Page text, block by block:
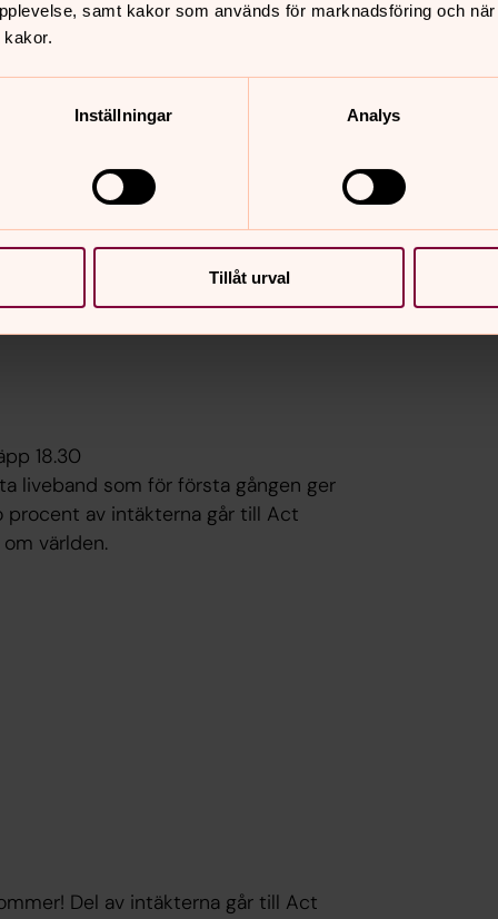
samt kakor som används för marknadsföring och
Inställningar Analys
Tillåt urval
kyrkokör.
18.30
liveband som för första gången ger
procent av intäkterna går till Act
världen.
Del av intäkterna går till Act